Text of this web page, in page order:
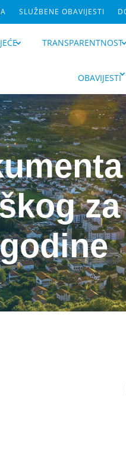
SLUŽBENE OBAVIJESTI
TRANSPARENTNOST
OBAVIJESTI
za